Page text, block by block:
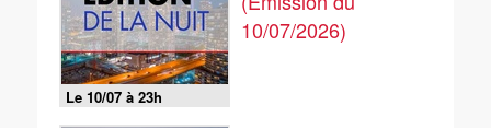
Le 10/07 à 23h
10/07/2026)